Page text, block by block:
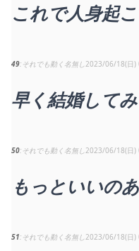
これで人身起
49 それでも動く名無し2023/06/18(日)
早く結婚して
50 それでも動く名無し2023/06/18(日)
もっといいの
51 それでも動く名無し2023/06/18(日)